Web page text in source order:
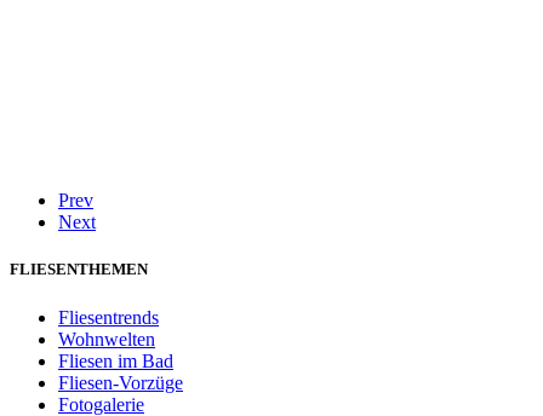
Prev
Next
FLIESENTHEMEN
Fliesentrends
Wohnwelten
Fliesen im Bad
Fliesen-Vorzüge
Fotogalerie